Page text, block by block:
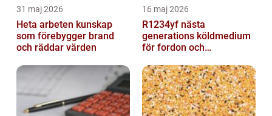
31 maj 2026
Heta arbeten kunskap
som förebygger brand
och räddar värden
16 maj 2026
R1234yf nästa
generations köldmedium
för fordon och